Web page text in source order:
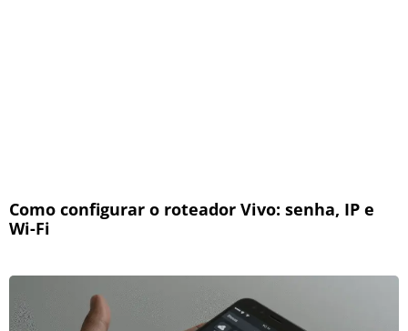
Como configurar o roteador Vivo: senha, IP e
Wi-Fi